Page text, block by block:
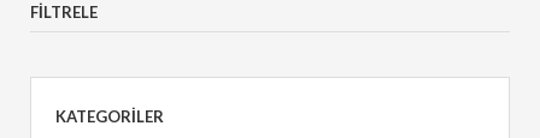
FILTRELE
KATEGORILER